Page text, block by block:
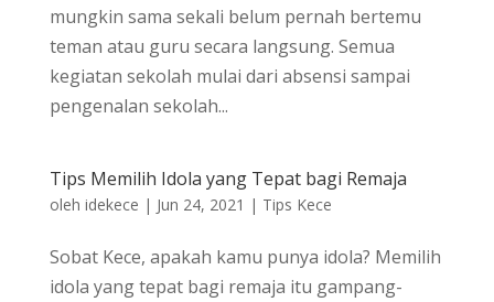
mungkin sama sekali belum pernah bertemu
teman atau guru secara langsung. Semua
kegiatan sekolah mulai dari absensi sampai
pengenalan sekolah...
Tips Memilih Idola yang Tepat bagi Remaja
oleh idekece | Jun 24, 2021 | Tips Kece
Sobat Kece, apakah kamu punya idola? Memilih
idola yang tepat bagi remaja itu gampang-